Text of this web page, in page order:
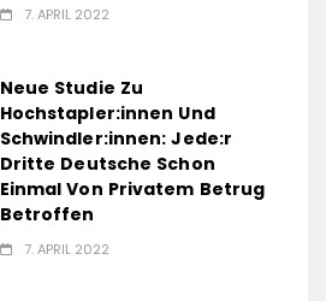
7. APRIL 2022
Neue Studie Zu
Hochstapler:innen Und
Schwindler:innen: Jede:r
Dritte Deutsche Schon
Einmal Von Privatem Betrug
Betroffen
7. APRIL 2022